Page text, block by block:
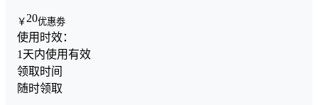
￥ 20优惠劵
使用时效：
1天内使用有效
领取时间
随时领取